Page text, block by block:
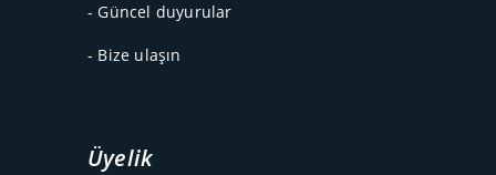
- Güncel duyurular
- Bize ulaşın
Üyelik